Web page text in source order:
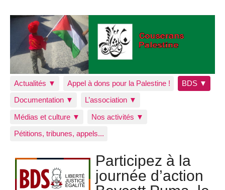
Actualités ▼ Appel à dons pour la Palestine !
BDS ▼
Documentation ▼
L’association ▼
Médias et culture ▼
Nos activités ▼
Pétitions, tribunes, appels...
Participez à la
journée d’action